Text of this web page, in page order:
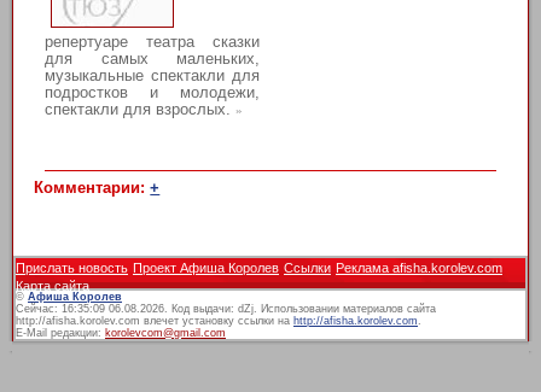
репертуаре театра сказки
для самых маленьких,
музыкальные спектакли для
подростков и молодежи,
спектакли для взрослых.
»
Комментарии:+
Прислать новость Проект Афиша Королев Ссылки Реклама afisha.korolev.com
Карта сайта
© Афиша Королев
Сейчас: 16:35:09 06.08.2026. Код выдачи: dZj. Использовании материалов сайта
http://afisha.korolev.com влечет установку ссылки на http://afisha.korolev.com.
E-Mail редакции: korolevcom@gmail.com